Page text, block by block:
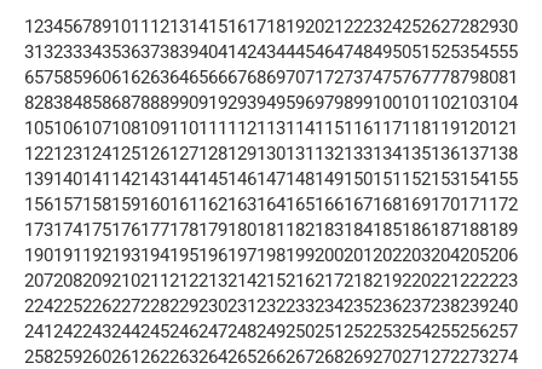
123456789101112131415161718192021222324252627282930
313233343536373839404142434445464748495051525354555
657585960616263646566676869707172737475767778798081
828384858687888990919293949596979899100101102103104
105106107108109110111112113114115116117118119120121
122123124125126127128129130131132133134135136137138
139140141142143144145146147148149150151152153154155
156157158159160161162163164165166167168169170171172
173174175176177178179180181182183184185186187188189
190191192193194195196197198199200201202203204205206
207208209210211212213214215216217218219220221222223
224225226227228229230231232233234235236237238239240
241242243244245246247248249250251252253254255256257
258259260261262263264265266267268269270271272273274